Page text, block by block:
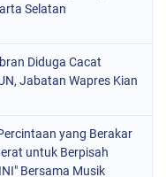
Selatan
Diduga Cacat
Jabatan Wapres Kian
yang Berakar
untuk Berpisah
Bersama Musik